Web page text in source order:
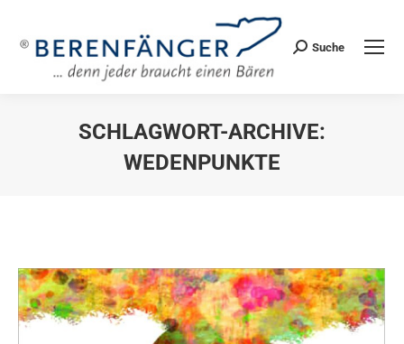
Search:
Suche
SCHLAGWORT-ARCHIVE:
WEDENPUNKTE